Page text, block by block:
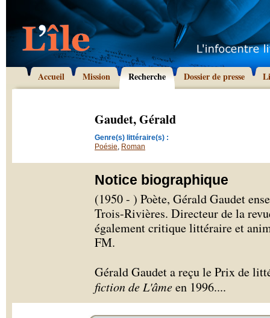
Accueil Mission Recherche Dossier de presse
Gaudet, Gérald
Genre(s) littéraire(s) :
Poésie, Roman
Notice biographique
(1950 - ) Poète, Gérald Gaudet
Trois-Rivières. Directeur de la
également critique littéraire et
FM.
Gérald Gaudet a reçu le Prix de
fiction de L'âmeen 1996....